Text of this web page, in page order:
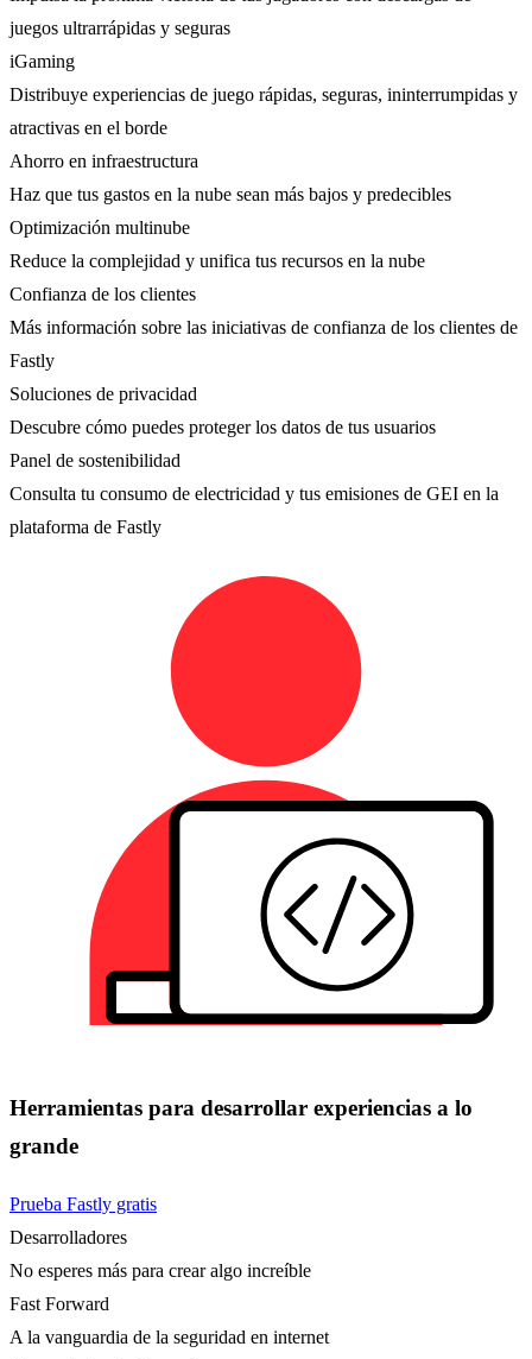
juegos ultrarrápidas y seguras
iGaming
Distribuye experiencias de juego rápidas, seguras, ininterrumpidas y
atractivas en el borde
Ahorro en infraestructura
Haz que tus gastos en la nube sean más bajos y predecibles
Optimización multinube
Reduce la complejidad y unifica tus recursos en la nube
Confianza de los clientes
Más información sobre las iniciativas de confianza de los clientes de
Fastly
Soluciones de privacidad
Descubre cómo puedes proteger los datos de tus usuarios
Panel de sostenibilidad
Consulta tu consumo de electricidad y tus emisiones de GEI en la
plataforma de Fastly
Herramientas para desarrollar experiencias a lo
grande
Prueba Fastly gratis
Desarrolladores
No esperes más para crear algo increíble
Fast Forward
A la vanguardia de la seguridad en internet